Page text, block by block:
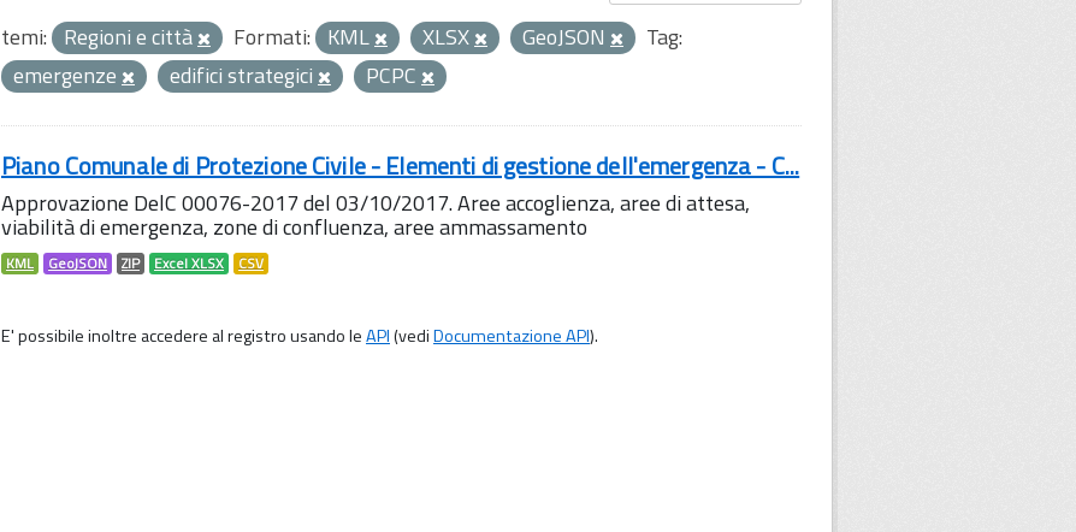
temi: Regioni e città Formati: KML XLSX GeoJSON
Tag:
emergenze
edifici strategici PCPC
Piano Comunale di Protezione Civile - Elementi di gestione dell'emergenza - C...
Approvazione DelC 00076-2017 del 03/10/2017. Aree accoglienza, aree di attesa,
viabilità di emergenza, zone di confluenza, aree ammassamento
KML GeoJSON ZIP Excel XLSX CSV
E' possibile inoltre accedere al registro usando leAPI(vediDocumentazione API).